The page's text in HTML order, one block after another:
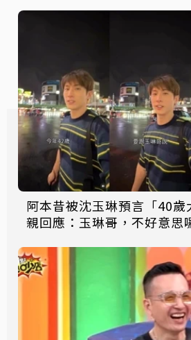
阿本昔被沈玉琳預言「40歲
親回應：玉琳哥，不好意思